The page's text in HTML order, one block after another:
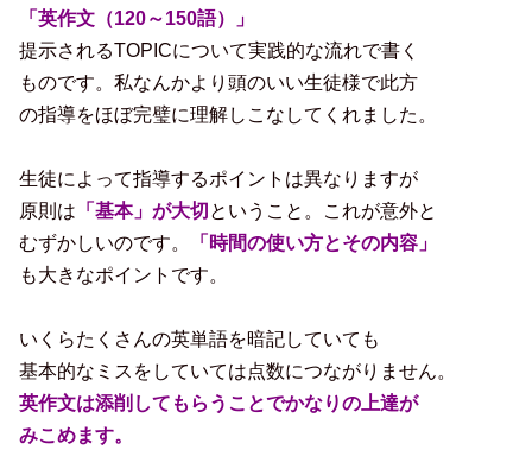
「英作文（120～150語）」
提示されるTOPICについて実践的な流れで書く
ものです。私なんかより頭のいい生徒様で此方
の指導をほぼ完璧に理解しこなしてくれました。
生徒によって指導するポイントは異なりますが
原則は 「基本」が大切 ということ。これが意外と
むずかしいのです。
「時間の使い方とその内容」
も大きなポイントです。
いくらたくさんの英単語を暗記していても
基本的なミスをしていては点数につながりません。
英作文は添削してもらうことでかなりの上達が
みこめます。